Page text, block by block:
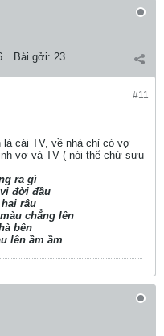
Bài gởi: 23
#11
cái TV, về nhà chỉ có vợ
vợ và TV ( nói thế chứ sưu
ra gì
đời đầu
râu
chẳng lên
bên
lên ầm ầm